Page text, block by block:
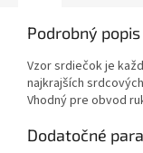
Podrobný popis
Vzor srdiečok je
najkrajších
Vhodný pre obvod
Dodatočné